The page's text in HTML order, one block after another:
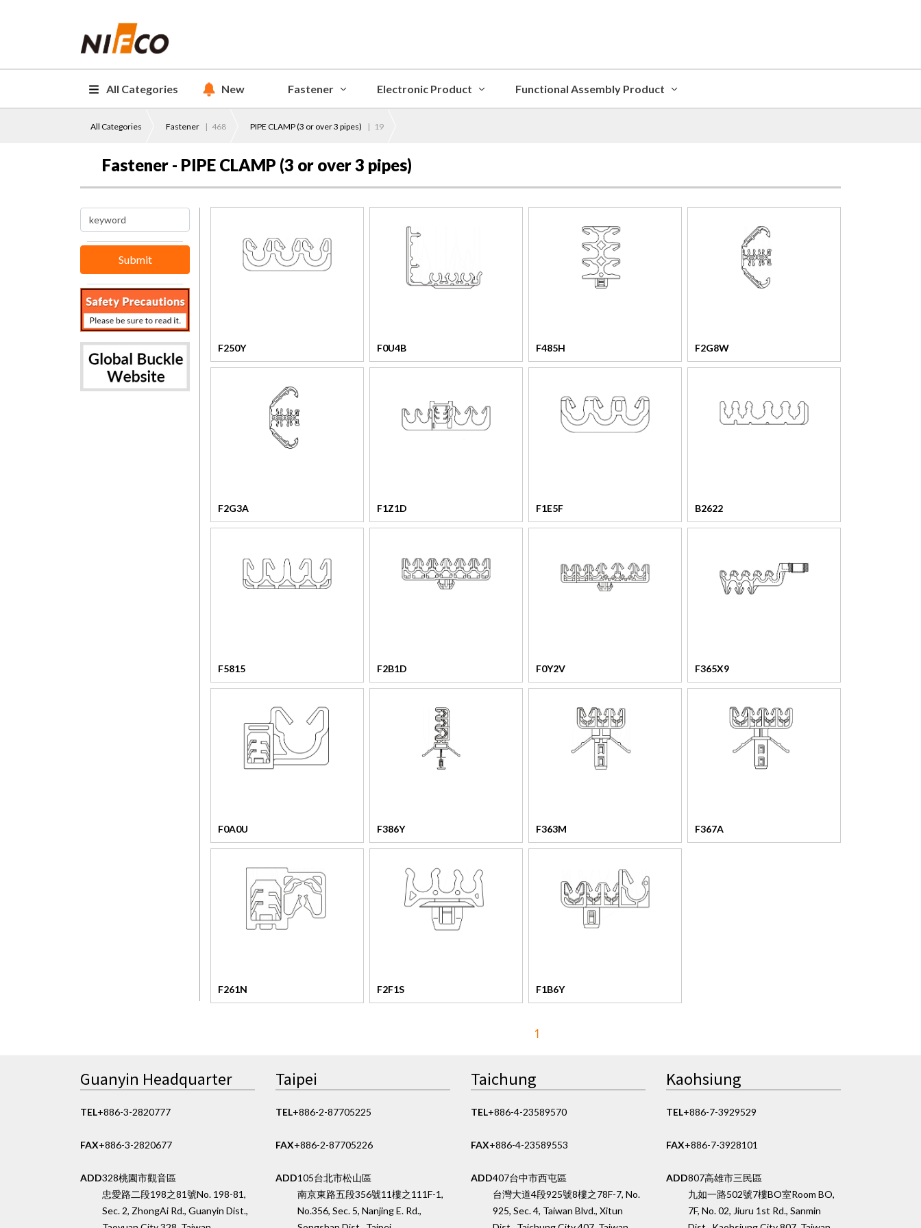
All Categories New Fastener Electronic Product Functional Assembly Product
All Categories Fastener | 468 PIPE CLAMP (3 or over 3 pipes) | 19
Fastener - PIPE CLAMP (3 or over 3 pipes)
F250Y F0U4B F485H F2G8W
F2G3A F1Z1D F1E5F B2622
F5815 F2B1D F0Y2V F365X9
F0A0U F386Y F363M F367A
F261N F2F1S F1B6Y
1
Guanyin Headquarter
TEL+886-3-2820777
FAX+886-3-2820677
ADD328桃園市觀音區
忠愛路二段198之81號No. 198-81,
Sec. 2, ZhongAi Rd., Guanyin Dist.,
Taipei
TEL+886-2-87705225
FAX+886-2-87705226
ADD105台北市松山區
南京東路五段356號11樓之1 11F-1,
No.356, Sec. 5, Nanjing E. Rd.,
Taichung
TEL+886-4-23589570
FAX+886-4-23589553
ADD407台中市西屯區
台灣大道4段925號8樓之78F-7, No.
925, Sec. 4, Taiwan Blvd., Xitun
Kaohsiung
TEL+886-7-3929529
FAX+886-7-3928101
ADD807高雄市三民區
九如一路502號7樓BO室Room BO,
7F, No. 02, Jiuru 1st Rd., Sanmin